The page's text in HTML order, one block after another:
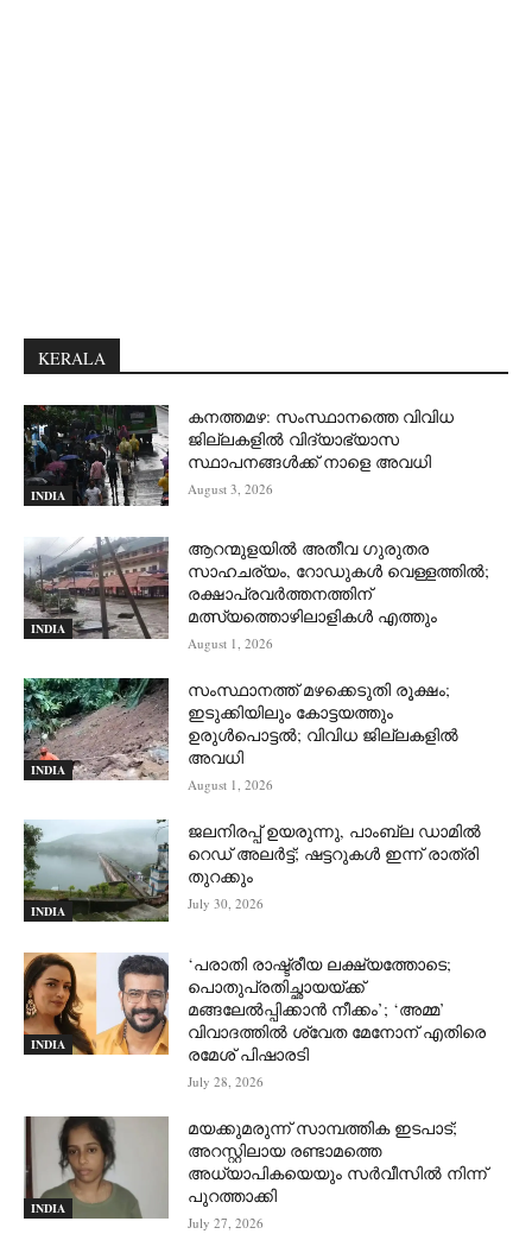
KERALA
INDIA
കനത്തമഴ: സംസ്ഥാനത്തെ വിവിധ
ജില്ലകളിൽ വിദ്യാഭ്യാസ
സ്ഥാപനങ്ങൾക്ക് നാളെ അവധി
August 3, 2026
INDIA
ആറന്മുളയില്‍ അതീവ ഗുരുതര
സാഹചര്യം, റോഡുകള്‍ വെള്ളത്തില്‍;
രക്ഷാപ്രവര്‍ത്തനത്തിന്
മത്സ്യത്തൊഴിലാളികള്‍ എത്തും
August 1, 2026
INDIA
സംസ്ഥാനത്ത് മഴക്കെടുതി രൂക്ഷം;
ഇടുക്കിയിലും കോട്ടയത്തും
ഉരുള്‍പൊട്ടല്‍; വിവിധ ജില്ലകളില്‍
അവധി
August 1, 2026
INDIA
ജലനിരപ്പ് ഉയരുന്നു, പാംബ്ല ഡാമിൽ
റെഡ് അലർട്ട്; ഷട്ടറുകൾ ഇന്ന് രാത്രി
തുറക്കും
July 30, 2026
INDIA
‘പരാതി രാഷ്ട്രീയ ലക്ഷ്യത്തോടെ;
പൊതുപ്രതിച്ഛായയ്ക്ക്
മങ്ങലേല്‍പ്പിക്കാന്‍ നീക്കം’; ‘അമ്മ’
വിവാദത്തില്‍ ശ്വേത മേനോന് എതിരെ
രമേശ് പിഷാരടി
July 28, 2026
INDIA
മയക്കുമരുന്ന് സാമ്പത്തിക ഇടപാട്;
അറസ്റ്റിലായ രണ്ടാമത്തെ
അധ്യാപികയെയും സർവീസിൽ നിന്ന്
പുറത്താക്കി
July 27, 2026